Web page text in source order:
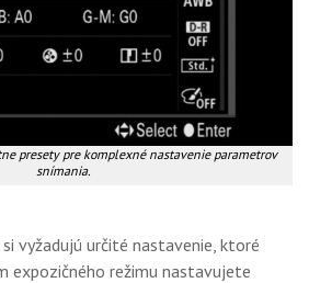
presety pre komplexné nastavenie parametrov
snímania.
si vyžadujú určité nastavenie, ktoré
expozičného režimu nastavujete